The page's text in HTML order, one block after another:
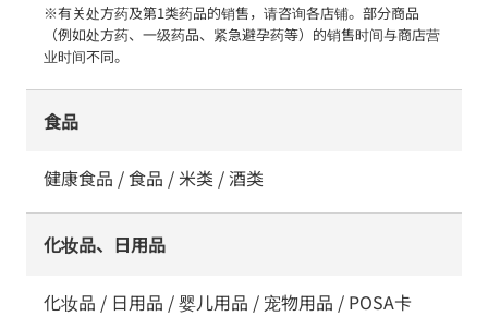
※有关处方药及第1类药品的销售，请咨询各店铺。部分商品
（例如处方药、一级药品、紧急避孕药等）的销售时间与商店营
业时间不同。
食品
健康食品 / 食品 / 米类 / 酒类
化妆品、日用品
化妆品 / 日用品 / 婴儿用品 / 宠物用品 / POSA卡